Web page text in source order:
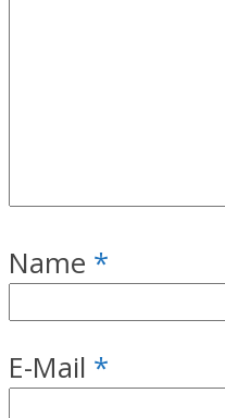
Name *
E-Mail *